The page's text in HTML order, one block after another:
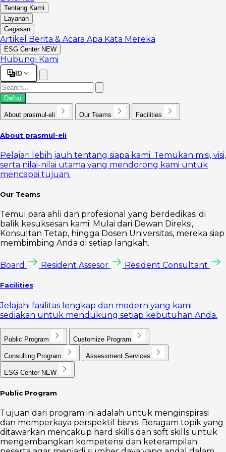
Tentang Kami
Layanan
Gagasan
Artikel Berita & Acara Apa Kata Mereka
ESG Center NEW
Hubungi Kami
ID
Daftar
About prasmul-eli Our Teams Facilities
About prasmul-eli
Pelajari lebih jauh tentang siapa kami. Temukan misi, visi,
serta nilai-nilai utama yang mendorong kami untuk
mencapai tujuan.
Our Teams
Temui para ahli dan profesional yang berdedikasi di
balik kesuksesan kami. Mulai dari Dewan Direksi,
Konsultan Tetap, hingga Dosen Universitas, mereka siap
membimbing Anda di setiap langkah.
Board Resident Assesor Resident Consultant
Facilities
Jelajahi fasilitas lengkap dan modern yang kami
sediakan untuk mendukung setiap kebutuhan Anda.
Public Program Customize Program
Consulting Program Assessment Services
ESG Center NEW
Public Program
Tujuan dari program ini adalah untuk menginspirasi
dan memperkaya perspektif bisnis. Beragam topik yang
ditawarkan mencakup hard skills dan soft skills untuk
mengembangkan kompetensi dan keterampilan